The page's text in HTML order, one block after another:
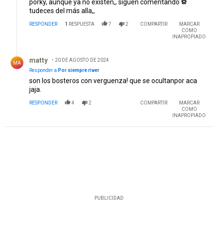
porky, aunque ya no existen,, siguen comentando ⚽️
tudeces del más alla,,
RESPONDER 1 RESPUESTA 7 2 COMPARTIR
MARCAR
COMO
INAPROPIADO
MA matty
20 DE AGOSTO DE 2024
Responder a Por siempre river
son los bosteros con verguenza! que se ocultanpor aca
jaja.
RESPONDER 4 2 COMPARTIR
MARCAR
COMO
INAPROPIADO
PUBLICIDAD